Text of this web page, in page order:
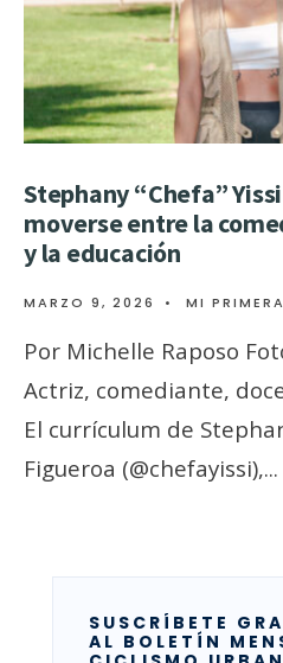
Stephany “Chefa”
moverse entre la
y la educación
MARZO 9, 2026 • MI
Por Michelle Raposo
Actriz, comediante,
El currículum de
Figueroa (@chefayissi),...
SUSCRÍBETE
AL BOLETÍN